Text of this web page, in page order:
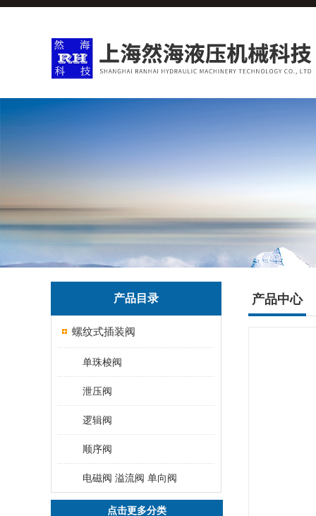
产品目录
螺纹式插装阀
单珠梭阀
泄压阀
逻辑阀
顺序阀
电磁阀 溢流阀 单向阀
点击更多分类
产品中心